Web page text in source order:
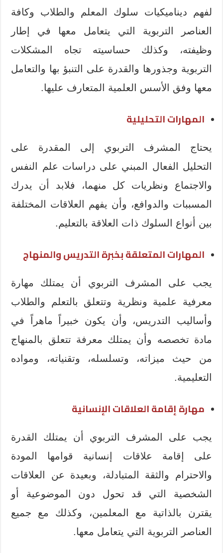
لفهم ديناميكيات سلوك المعلم والطلاب وكافة
العناصر التربوية التي يتعامل معها في إطار
وظيفته، وكذلك حساسيته تجاه المشكلات
التربوية وجذورها والقدرة على التنبؤ بها والتعامل
معها وفق الأسس العلمية المتعارف عليها.
المهارات التحليلية
يحتاج المشرف التربوي إلى المقدرة على
التحليل الفعال المبني على دراسات علم النفس
والاجتماع ونظريات كل منهما، فلابد أن يدرك
المسببات والدوافع، وأن يفهم العلاقات المختلفة
بين أنواع السلوك ذات العلاقة بالتعليم.
المهارات المتعلقة بخبرة التدريس والمنهاج
يجب على المشرف التربوي أن يمتلك مهارة
معرفية علمية ونظرية وتتعلق بالتعلم والطلاب
وأساليب التدريس، وأن يكون خبيراً ماهراً في
مادة تخصصه وأن يمتلك معرفة تتعلق بالمنهاج
من حيث ميزاته، وتسلسله، وتقنياته، ومواده
التعليمية.
مهارة إقامة العلاقات الإنسانية
يجب على المشرف التربوي أن يمتلك القدرة
على إقامة علاقات إنسانية قوامها المودة
والاحترام والثقة المتبادلة، وبعيدة عن العلاقات
الشخصية التي قد تحول دون الموضوعية أو
يقترن بالذاتية مع المعلمين، وكذلك مع جميع
العناصر التربوية التي يتعامل معها.